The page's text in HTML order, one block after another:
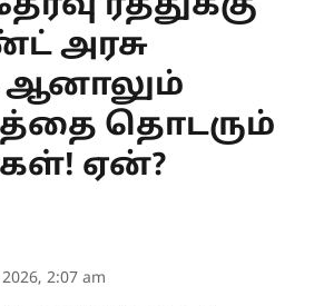
அரசு
ஆனாலும்
தொடரும்
ஏன்?
2:07 am